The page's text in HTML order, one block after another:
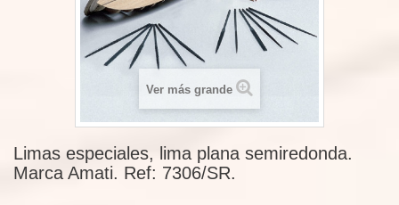
Ver más grande
Limas especiales, lima plana semiredonda.
Marca Amati. Ref: 7306/SR.